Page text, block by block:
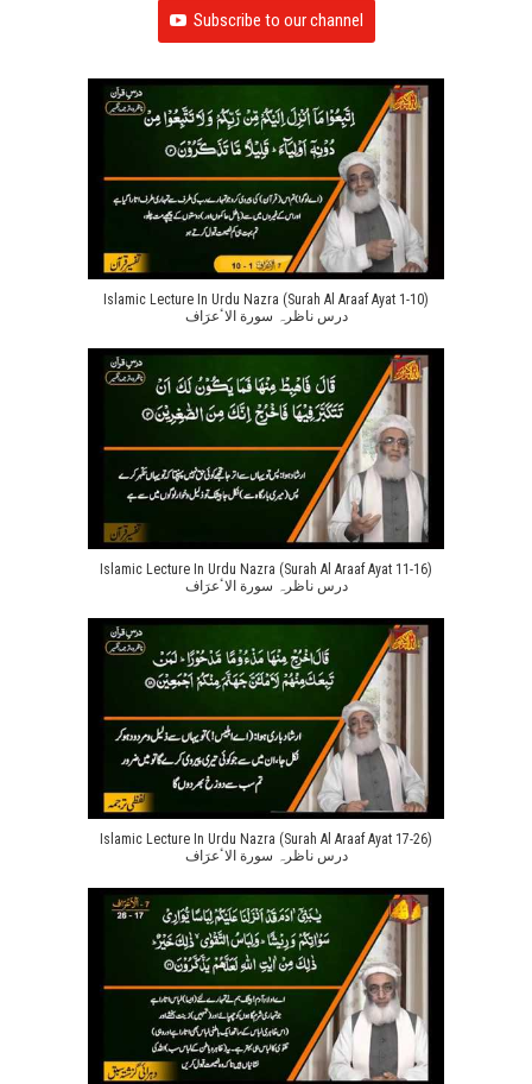
Subscribe to our channel
Islamic Lecture In Urdu Nazra (Surah Al Araaf Ayat 1-10)
درس ناظرہ سورة الاٴعرَاف
Islamic Lecture In Urdu Nazra (Surah Al Araaf Ayat 11-16)
درس ناظرہ سورة الاٴعرَاف
Islamic Lecture In Urdu Nazra (Surah Al Araaf Ayat 17-26)
درس ناظرہ سورة الاٴعرَاف